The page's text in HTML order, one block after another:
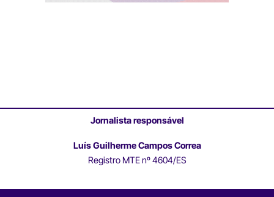
Jornalista responsável
Luís Guilherme Campos Correa
Registro MTE nº 4604/ES